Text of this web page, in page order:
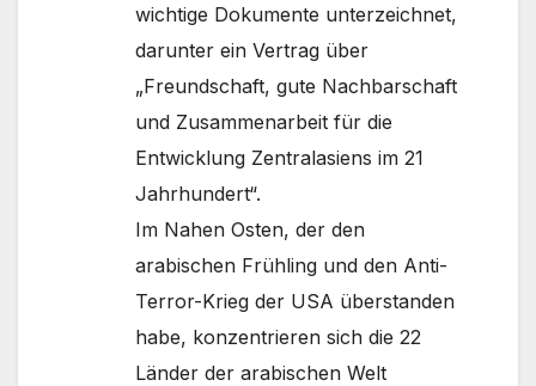
wichtige Dokumente unterzeichnet,
darunter ein Vertrag über
„Freundschaft, gute Nachbarschaft
und Zusammenarbeit für die
Entwicklung Zentralasiens im 21
Jahrhundert“.
Im Nahen Osten, der den
arabischen Frühling und den Anti-
Terror-Krieg der USA überstanden
habe, konzentrieren sich die 22
Länder der arabischen Welt